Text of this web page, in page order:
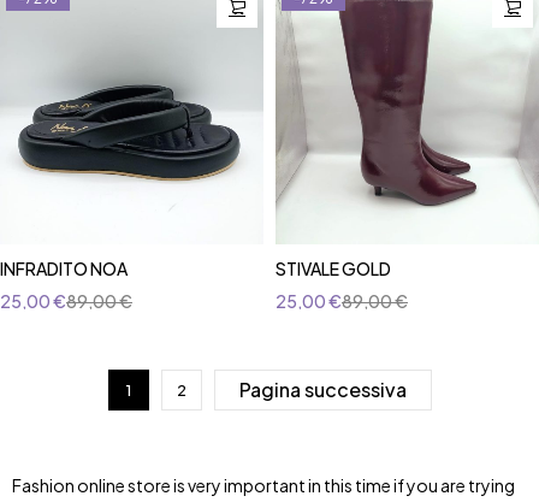
INFRADITO NOA
89,00€
25,00€
STIVALE GOLD
89,00€
25,00€
1 2 Pagina successiva
Fashion online store is very important in this time if you are trying